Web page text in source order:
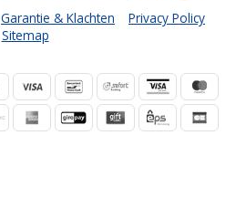
Garantie & Klachten
Privacy Policy
Sitemap